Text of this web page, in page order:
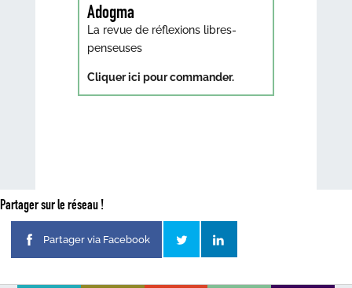
Adogma
La revue de réflexions libres-
penseuses
Cliquer ici pour commander.
Partager sur le réseau !
Partager via Facebook